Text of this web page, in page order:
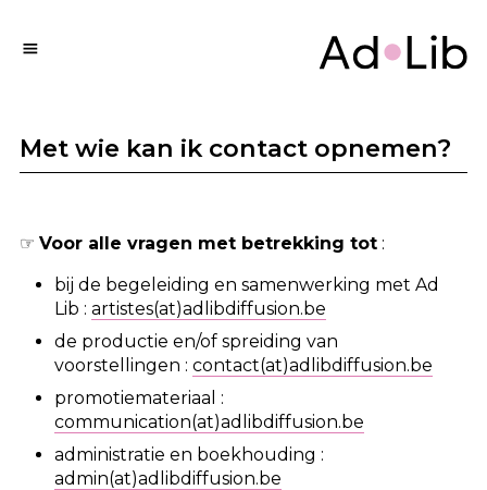
Met wie kan ik contact opnemen?
☞ Voor alle vragen met betrekking tot:
bij de begeleiding en samenwerking met Ad
Lib : artistes(at)adlibdiffusion.be
de productie en/of spreiding van
voorstellingen : contact(at)adlibdiffusion.be
promotiemateriaal :
communication(at)adlibdiffusion.be
administratie en boekhouding :
admin(at)adlibdiffusion.be